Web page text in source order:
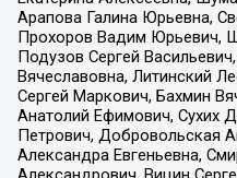
Арапова Галина Юрьевна,
Прохоров Вадим Юрьевич,
Подузов Сергей
Вячеславовна, Литинский
Сергей Маркович, Бахмин
Анатолий Ефимович, Сухих
Петрович, Добровольская
Александра Евгеньевна,